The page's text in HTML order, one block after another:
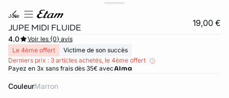
julie
JUPE MIDI FLUIDE 19,00 €
4.0
Voir les {0} avis
Le 4ème offert
Victime de son succès
Derniers prix : 3 articles achetés, le 4ème offert
Payez en 3x sans frais dès 35€ avec
Couleur marron